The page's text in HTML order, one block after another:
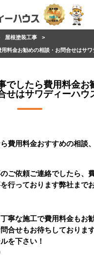
屋根塗装工事 >
料金お勧めの相談・お問合せはサワ
でしたら費用料金お
せはサワディーハウ
費用料金おすすめの相談
ご依頼ご連絡でしたら、
行っております弊社まで
寧な施工で費用料金もお
合せもお待ちしておりま
を下さい！